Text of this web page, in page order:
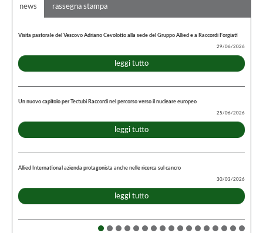
news rassegna stampa
Visita pastorale del Vescovo Adriano Cevolotto alla sede del Gruppo Allied e a Raccordi Forgiati
29/06/2026
leggi tutto
Un nuovo capitolo per Tectubi Raccordi nel percorso verso il nucleare europeo
25/06/2026
leggi tutto
Allied International azienda protagonista anche nelle ricerca sul cancro
30/03/2026
leggi tutto